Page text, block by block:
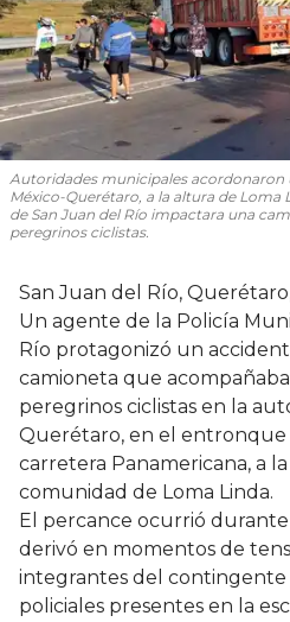
Autoridades municipales
México-Querétaro, a la altura de Loma
de San Juan del Río impactara una
peregrinos ciclistas.
San Juan del Río,
Un agente de la Policía
Río protagonizó un
camioneta que
peregrinos ciclistas en la
Querétaro, en el entronque
carretera Panamericana, a
comunidad de Loma Linda.
El percance ocurrió
derivó en momentos de
integrantes del contingente
policiales presentes en la